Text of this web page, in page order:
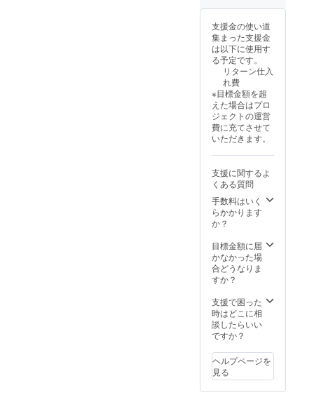
ム
15g ×
1本 ・
ボディ
マッ
サージ
ジェル
30g ×
1本 ・
取扱説
明書 ×
1冊 プ
ラス ・
フェイ
サージ
クリー
ム
100g
サージ
300g
6,600円
(税込）
合計
52,100
込）
→36,47
0円（税
込）
(15,630
円オフ)
商品を
専用の
箱に入
れてお
届け ・
イ
パー ×
1本（専
用ケー
き） ・
フェイ
スマッ
サージ
ム
15g ×
1本 ・
ボディ
支援金の使い道
集まった支援金
は以下に使用す
る予定です。
リターン仕入
れ費
※目標金額を超
えた場合はプロ
ジェクトの運営
費に充てさせて
いただきます。
支援に関するよ
くある質問
手数料はいく
らかかります
か？
目標金額に届
かなかった場
合どうなりま
すか？
支援で困った
時はどこに相
談したらいい
ですか？
ヘルプページを
見る